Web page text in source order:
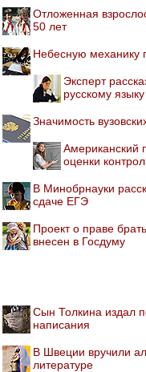
Отложенная
50 лет
Небесную механику
Эксперт
русскому языку
Значимость
Американский
оценки
В Минобрнауки
сдаче ЕГЭ
Проект о праве
внесен в Госдуму
Сын Толкина издал
написания
В Швеции вручили
литературе